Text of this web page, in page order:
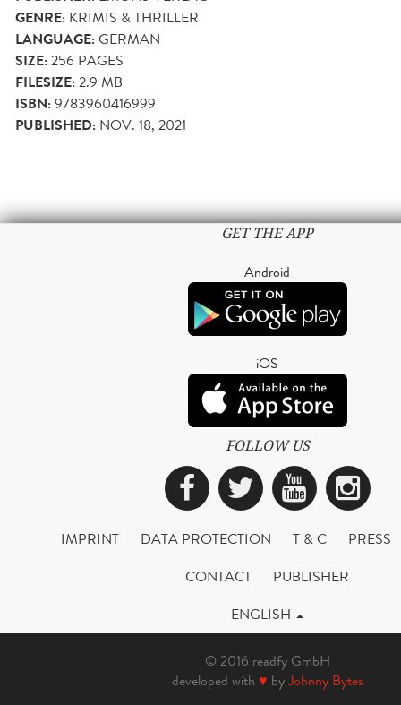
GENRE: KRIMIS & THRILLER
LANGUAGE:GERMAN
SIZE:256 PAGES
FILESIZE:2.9 MB
ISBN:9783960416999
PUBLISHED: NOV. 18, 2021
GET THE APP
Android
iOS
FOLLOW US
Facebook
Twitter
IMPRINT DATA PROTECTION T & C
PRESS
CONTACT
PUBLISHER
ENGLISH
© 2016 readfy GmbH
developed with ♥ byJohnny Bytes